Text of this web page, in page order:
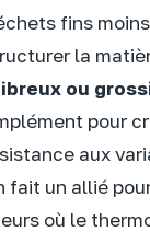
fins
la
ou
pour
aux
fait un allié
où le